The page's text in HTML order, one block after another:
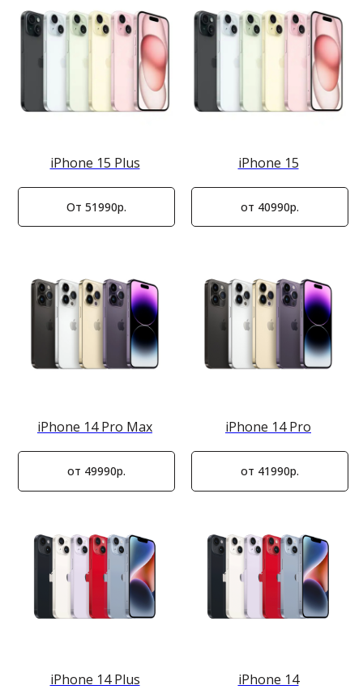
iPhone 15 Plus
От 51990р.
iPhone 15
от 40990р.
iPhone 14 Pro Max
от 49990р.
iPhone 14 Pro
от 41990р.
iPhone 14 Plus iPhone 14